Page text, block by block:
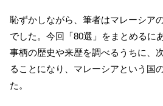
恥ずかしながら、筆者はマレーシア
でした。今回「80選」をまとめるに
事柄の歴史や来歴を調べるうちに、
ることになり、マレーシアという国
た。